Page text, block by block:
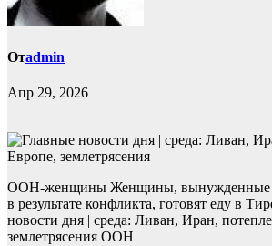
Отadmin
Апр 29, 2026
ООН-женщины Женщины, вынужденные
в результате конфликта, готовят еду в
новости дня | среда: Ливан, Иран,
землетрясения ООН